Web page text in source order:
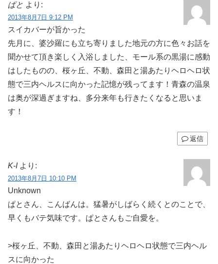
ぱと より:
2013年8月7日 9:12 PM
スイカバーが旨かった
先月に、婆沙羅にも立ち寄りました地元の方に色々お話を
聞かせて頂き楽しく入浴しました、モール系の黒湯に感動
はしたものの、桜ヶ丘、不動、森田と湯あたりヘロヘロ状
態で三内ヘルスに向かった記憶が残ってます！青森の温泉
は奥が深過ぎますね、多分来年も行きたくなると思いま
す！
返信
K-I より:
2013年8月7日 10:10 PM
Unknown
ぱとさん、こんばんは。猛暑がしばらく続くとのことで、
早くもバテ気味です。ぱとさんもご自愛を。
>桜ヶ丘、不動、森田と湯あたりヘロヘロ状態で三内ヘル
スに向かった